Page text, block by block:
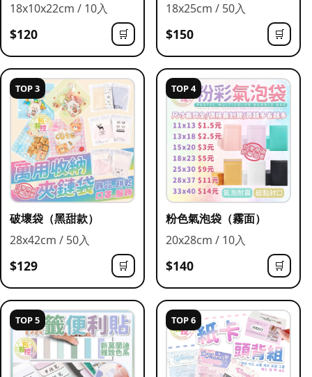
18x10x22cm / 10入
$120 🛒
18x25cm / 50入
$150 🛒
TOP 3
破壞袋（黑甜款）
28x42cm / 50入
$129 🛒
TOP 4
粉色氣泡袋（霧面）
20x28cm / 10入
$140 🛒
TOP 5 TOP 6